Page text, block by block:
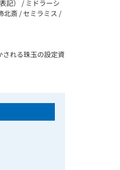
記） / ミドラーシ
北斎 / セミラミス /
される珠玉の設定資